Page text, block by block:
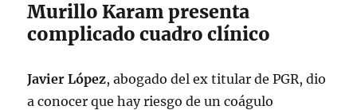
RT 👇pic.twitter.com/Mqp9R427kZ
— David Vargas Araujo
(@DavidVargasA18)October 20, 2022
Murillo Karam presenta
complicado cuadro clínico
Javier López, abogado del ex titular de PGR, dio
a conocer que hay riesgo de un coágulo